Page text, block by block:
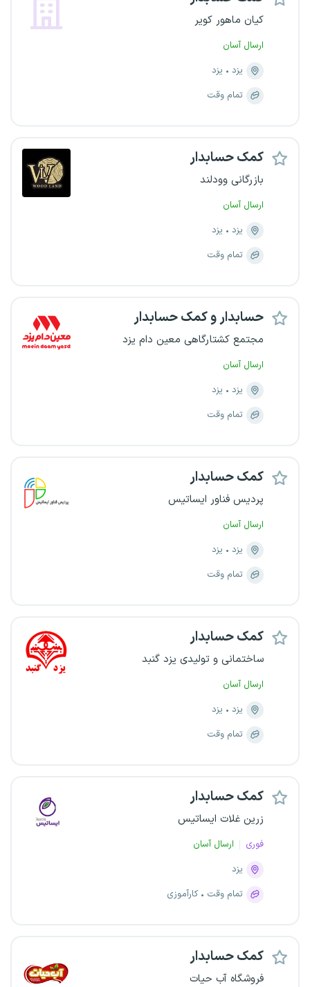
کیان ماهور کویر
ارسال آسان
یزد
یزد
تمام وقت
کمک حسابدار
بازرگانی وودلند
ارسال آسان
یزد
یزد
تمام وقت
حسابدار و کمک حسابدار
مجتمع کشتارگاهی معین دام یزد
ارسال آسان
یزد
یزد
تمام وقت
کمک حسابدار
پردیس فناور ایساتیس
ارسال آسان
یزد
یزد
تمام وقت
کمک حسابدار
ساختمانی و تولیدی یزد گنبد
ارسال آسان
یزد
یزد
تمام وقت
کمک حسابدار
زرین غلات ایساتیس
فوری
ارسال آسان
یزد
تمام وقت
کارآموزی
کمک حسابدار
فروشگاه آب حیات